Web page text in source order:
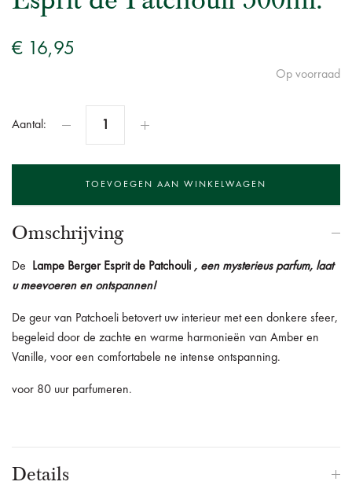
€ 16,95
Op voorraad
Aantal:
Omschrijving
De Lampe Berger Esprit de Patchouli , een mysterieus parfum, laat
u meevoeren en ontspannen!
De geur van Patchoeli betovert uw interieur met een donkere sfeer,
begeleid door de zachte en warme harmonieën van Amber en
Vanille, voor een comfortabele ne intense ontspanning.
voor 80 uur parfumeren.
Details